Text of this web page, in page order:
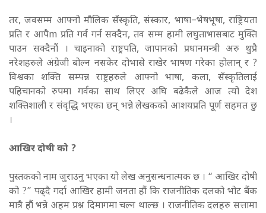
तर, जवसम्म आफ्नो मौलिक सँस्कृति, संस्कार, भाषा–भेषभूषा, राष्ट्रियता
प्रति र आपैm प्रति गर्व गर्न सक्दैन, तव सम्म हामी लघुताभासबाट मुक्ति
पाउन सक्दैनौं । चाइनाको राष्ट्रपति, जापानको प्रधानमन्त्री अरु थुप्रै
नरेशहरुले अंग्रेजी बोल्न नसकेर दोभासे राखेर भाषण गरेका होलान् र ?
विश्वका शक्ति सम्पन्न राष्ट्रहरुले आफ्नो भाषा, कला, सँस्कृतिलाई
पहिचानको रुपमा गर्वका साथ लिएर अघि बढेकैले आज त्यो देश
शक्तिशाली र संवृद्धि भएका छन् भन्ने लेखकको आशयप्रति पूर्ण सहमत छु
।
आखिर दोषी को ?
पुस्तकको नाम जुराउनु भएका यो लेख अनुसन्धनात्मक छ । “ आखिर दोषी
को ?” पढ्दै गर्दा आखिर हामी जनता हौं कि राजनीतिक दलको भोट बैंक
मात्रै हौं भन्ने अहम प्रश्न दिमागमा चल्न थाल्छ । राजनीतिक दलहरु सत्तामा